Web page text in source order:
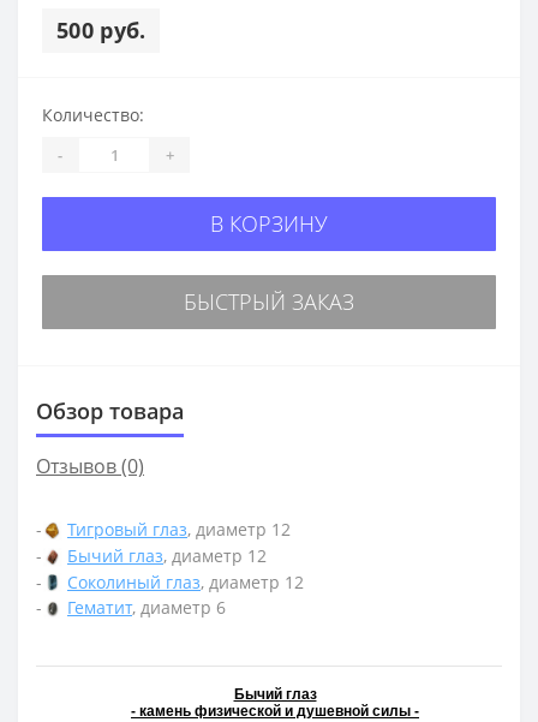
500 руб.
Количество:
- +
В КОРЗИНУ
БЫСТРЫЙ ЗАКАЗ
Обзор товара
Отзывов (0)
- Тигровый глаз, диаметр 12
-
Бычий глаз, диаметр 12
-
Соколиный глаз, диаметр 12
-
Гематит, диаметр 6
Бычий глаз
- камень физической и душевной силы -